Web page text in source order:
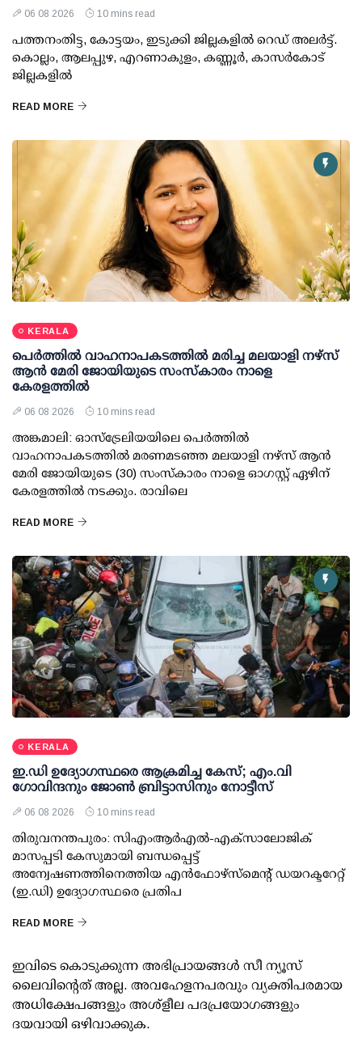
06 08 2026 10 mins read
പത്തനംതിട്ട, കോട്ടയം, ഇടുക്കി ജില്ലകളില്‍ റെഡ് അലര്‍ട്ട്.
കൊല്ലം, ആലപ്പുഴ, എറണാകുളം, കണ്ണൂര്‍, കാസര്‍കോട്
ജില്ലകളില്‍
READ MORE
KERALA
പെർത്തിൽ വാഹനാപകടത്തിൽ മരിച്ച മലയാളി നഴ്സ്
ആൻ മേരി ജോയിയുടെ സംസ്കാരം നാളെ
കേരളത്തിൽ
06 08 2026 10 mins read
അങ്കമാലി: ഓസ്‌ട്രേലിയയിലെ പെർത്തിൽ
വാഹനാപകടത്തിൽ മരണമടഞ്ഞ മലയാളി നഴ്സ് ആൻ
മേരി ജോയിയുടെ (30) സംസ്കാരം നാളെ ഓഗസ്റ്റ് ഏഴിന്
കേരളത്തിൽ നടക്കും. രാവിലെ
READ MORE
KERALA
ഇ.ഡി ഉദ്യോഗസ്ഥരെ ആക്രമിച്ച കേസ്; എം.വി
ഗോവിന്ദനും ജോണ്‍ ബ്രിട്ടാസിനും നോട്ടീസ്
06 08 2026 10 mins read
തിരുവനന്തപുരം: സിഎംആര്‍എല്‍-എക്‌സാലോജിക്
മാസപ്പടി കേസുമായി ബന്ധപ്പെട്ട്
അന്വേഷണത്തിനെത്തിയ എന്‍ഫോഴ്സ്മെന്റ് ഡയറക്ടറേറ്റ്
(ഇ.ഡി) ഉദ്യോഗസ്ഥരെ പ്രതിപ
READ MORE
ഇവിടെ കൊടുക്കുന്ന അഭിപ്രായങ്ങള്‍ സീ ന്യൂസ്
ലൈവിന്റെത് അല്ല. അവഹേളനപരവും വ്യക്തിപരമായ
അധിക്ഷേപങ്ങളും അശ്‌ളീല പദപ്രയോഗങ്ങളും
ദയവായി ഒഴിവാക്കുക.